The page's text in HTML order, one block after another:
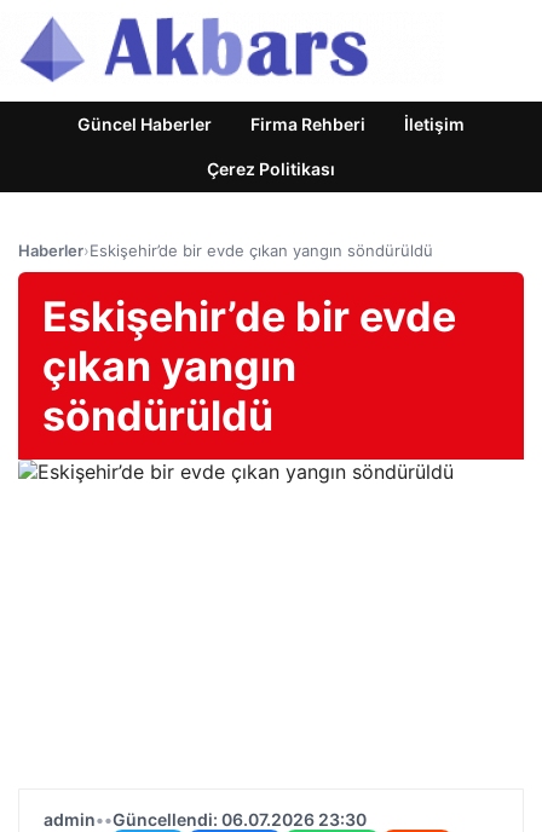
Güncel Haberler Firma Rehberi İletişim
Çerez Politikası
Haberler›Eskişehir’de bir evde çıkan yangın söndürüldü
Eskişehir’de bir evde
çıkan yangın
söndürüldü
admin••Güncellendi: 06.07.2026 23:30